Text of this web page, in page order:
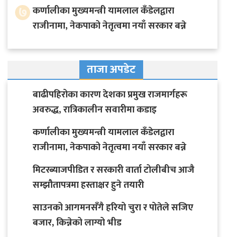
७ कर्णालीका मुख्यमन्त्री यामलाल कँडेलद्वारा
राजीनामा, नेकपाको नेतृत्वमा नयाँ सरकार बन्ने
ताजा अपडेट
बाढीपहिरोका कारण देशका प्रमुख राजमार्गहरू
अवरुद्ध, रात्रिकालीन सवारीमा कडाइ
कर्णालीका मुख्यमन्त्री यामलाल कँडेलद्वारा
राजीनामा, नेकपाको नेतृत्वमा नयाँ सरकार बन्ने
मिटरब्याजपीडित र सरकारी वार्ता टोलीबीच आजै
सम्झौतापत्रमा हस्ताक्षर हुने तयारी
साउनको आगमनसँगै हरियो चुरा र पोतेले सजिए
बजार, किन्नेको लाग्यो भीड